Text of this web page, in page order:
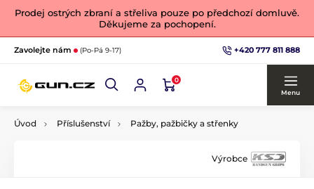
Prodej ostrých zbraní a střeliva pouze po předchozí domluvě.
Děkujeme za pochopení.
Zavolejte nám (Po-Pá 9-17) +420 777 811 888
0
Menu
Úvod Příslušenství Pažby, pažbičky a střenky
Výrobce